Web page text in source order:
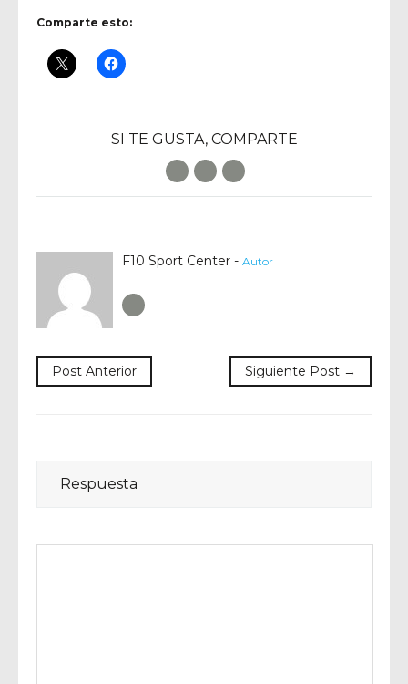
Comparte esto:
SI TE GUSTA, COMPARTE
Facebook
TwitterE-Mail
F10 Sport Center - Autor
Post Anterior Siguiente Post →
Respuesta